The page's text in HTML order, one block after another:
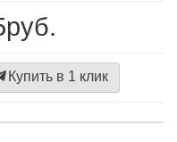
Купить в 1 клик